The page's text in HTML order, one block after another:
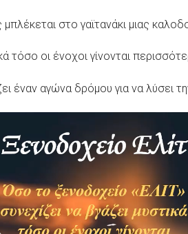
στο γαϊτανάκι μιας
τόσο οι ένοχοι γίνονται
έναν αγώνα δρόμου για να λύσει